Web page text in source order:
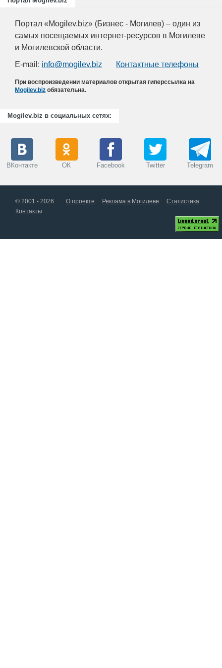
Портал «Mogilev.biz» (Бизнес - Могилев) – один из
самых посещаемых интернет-ресурсов в Могилеве
и Могилевской области.
E-mail: info@mogilev.biz Контактные телефоны
При воспроизведении материалов открытая гиперссылка на
Mogilev.biz обязательна.
Mogilev.biz в социальных сетях:
ВКонтакте ОК Facebook Twitter Telegram
© 2001 - 2026 О проекте Реклама в Могилеве
Статистика
Контакты